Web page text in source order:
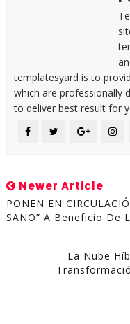
templatesyard is to
which are professionally
to deliver best result for
Newer Article
PONEN EN
SANO” A Beneficio De
La Nube